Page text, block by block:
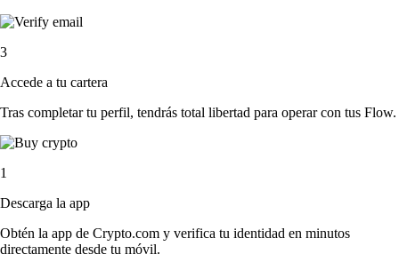
3
Accede a tu cartera
Tras completar tu perfil, tendrás total libertad para operar con tus Flow.
1
Descarga la app
Obtén la app de Crypto.com y verifica tu identidad en minutos
directamente desde tu móvil.